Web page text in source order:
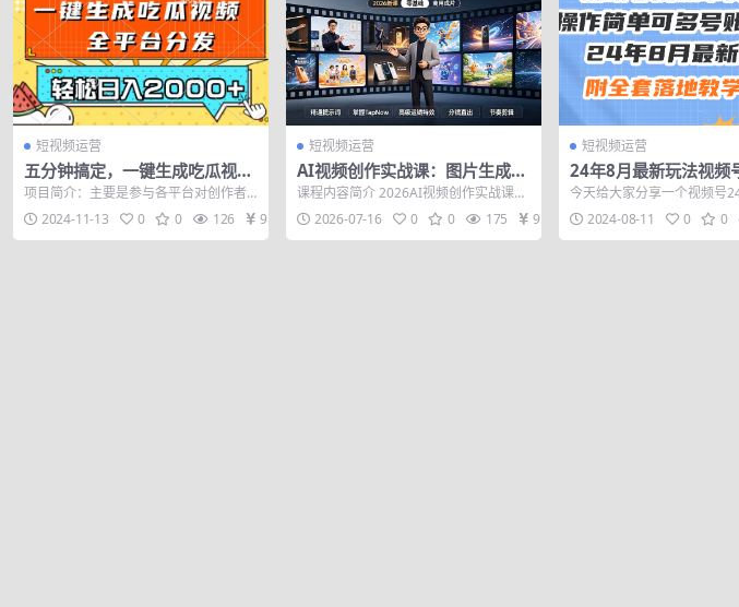
短视频运营
五分钟搞定，一键生成吃瓜视
频，可发全平台，轻松日入200
0+
项目简介：主要是参与各平台对创作者
激励的活动，通过发布吸引人的原创视
频获得流量得...
2024-11-13 0 0 126 9.9
短视频运营
AI视频创作实战课：图片生成
+视频生成+专业提示词+TapNo
w×首尾帧+全能参考，从零到电
影感成片
课程内容简介 2026AI视频创作实战课面
向零基础学员，完整覆盖AI图文、视频
全...2026-07-16 0 0 175 9.9
短视频运营
24年8月最新玩法视频
货4.0，操作简单可多号
发，附全套落…
今天给大家分享一个视频号
货玩法。 在电商领域，除了
音、小红书...
2024-08-11 0 0